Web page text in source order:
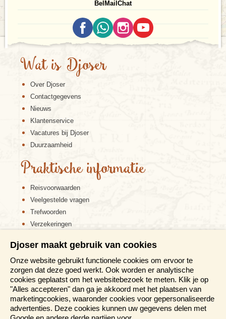
Bel Mail Chat
Wat is Djoser
Over Djoser
Contactgegevens
Nieuws
Klantenservice
Vacatures bij Djoser
Duurzaamheid
Praktische informatie
Reisvoorwaarden
Veelgestelde vragen
Trefwoorden
Verzekeringen
Disclaimer
Cookiebeleid
Privacy verklaring
Reis en boek met Djoser zekerheid
Meer weten?
Djoser maakt gebruik van cookies
Onze website gebruikt functionele cookies om ervoor te
zorgen dat deze goed werkt. Ook worden er analytische
cookies geplaatst om het websitebezoek te meten. Klik je op
"Alles accepteren" dan ga je akkoord met het plaatsen van
marketingcookies, waaronder cookies voor gepersonaliseerde
advertenties. Deze cookies kunnen uw gegevens delen met